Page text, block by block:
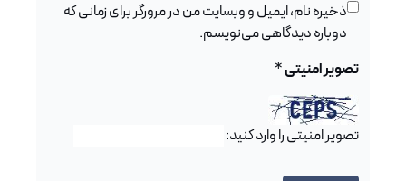
ذخیره نام، ایمیل و وبسایت من در مرورگر برای زمانی که
دوباره دیدگاهی می‌نویسم.
تصویر امنیتی*
تصویر امنیتی را وارد کنید: